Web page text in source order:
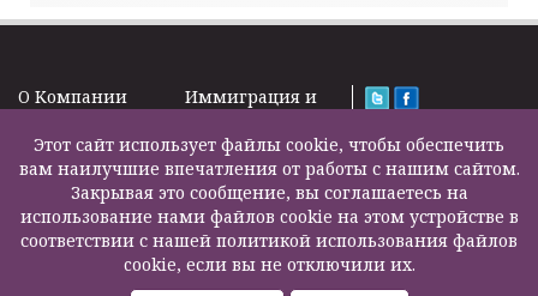
O Kомпании
Подписка на
новости
Задать вопрос
Карта сайта
Контакты
Иммиграция и
Налоги и пенсии
Бизнес услуги
Недвижимость
Образование
Страхование
жизни
Другие услуги
2000 – 2026©
F200500002
Этот сайт использует файлы cookie, чтобы обеспечить
вам наилучшие впечатления от работы с нашим сайтом.
Закрывая это сообщение, вы соглашаетесь на
использование нами файлов cookie на этом устройстве в
соответствии с нашей политикой использования файлов
cookie, если вы не отключили их.